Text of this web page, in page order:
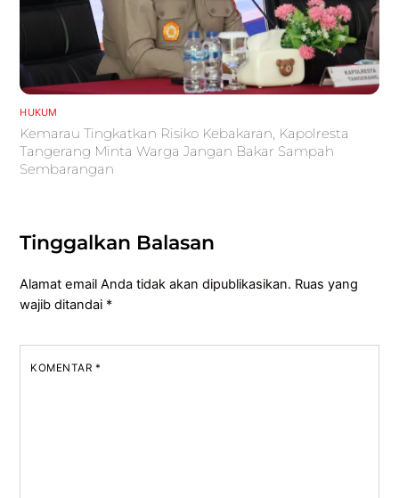
HUKUM
Kemarau Tingkatkan Risiko Kebakaran, Kapolresta
Tangerang Minta Warga Jangan Bakar Sampah
Sembarangan
Tinggalkan Balasan
Alamat email Anda tidak akan dipublikasikan. Ruas yang
wajib ditandai *
KOMENTAR *